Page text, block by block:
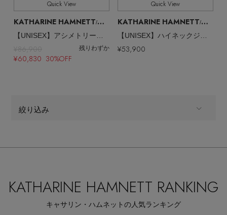
Stay in the Loop
Quick View
KATHARINE HAMNETT/キャサリン・ハムネット
¥86,900 残りわずか
¥60,830 30%OFF
Quick View
KATHARINE HAMNETT/キャサリン・ハムネット
¥53,900
絞り込み
全てのカラー
KATHARINE HAMNETT RANKING
キャサリン・ハムネットの人気ランキング